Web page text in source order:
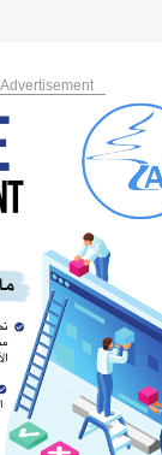
Advertisement